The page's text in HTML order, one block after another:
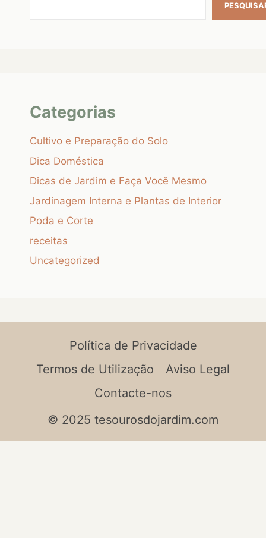
Categorias
Cultivo e Preparação do Solo
Dica Doméstica
Dicas de Jardim e Faça Você Mesmo
Jardinagem Interna e Plantas de Interior
Poda e Corte
receitas
Uncategorized
Política de Privacidade
Termos de Utilização
Aviso Legal
Contacte-nos
© 2025 tesourosdojardim.com